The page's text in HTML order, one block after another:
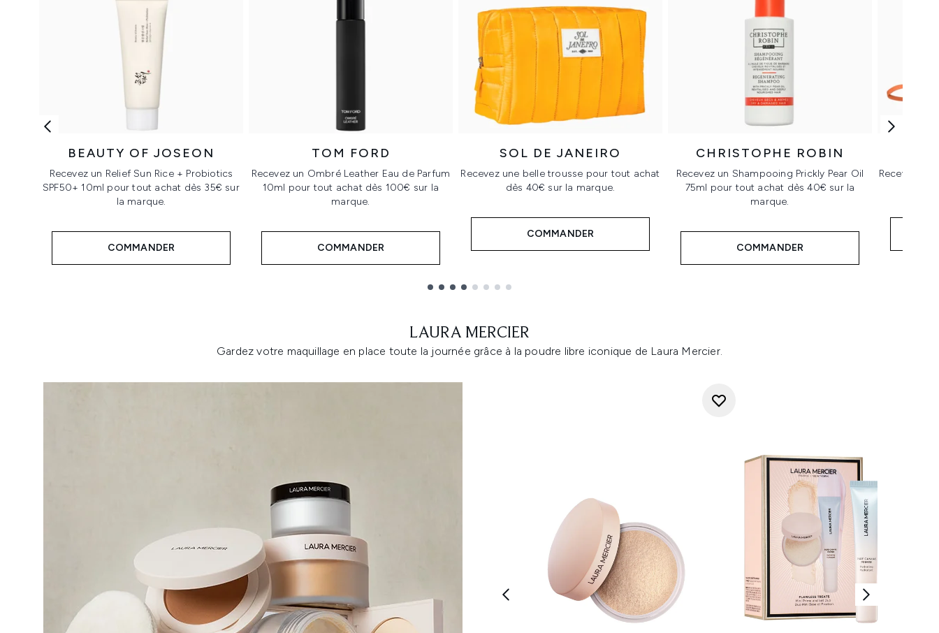
BEAUTY OF JOSEON
Recevez un Relief Sun Rice + Probiotics
SPF50+ 10ml pour tout achat dès 35€ sur
la marque.
COMMANDER
TOM FORD
Recevez un Ombré Leather Eau de Parfum
10ml pour tout achat dès 100€ sur la
marque.
COMMANDER
SOL DE JANEIRO
Recevez une belle trousse pour tout achat
dès 40€ sur la marque.
COMMANDER
CHRISTOPHE ROBIN
Recevez un Shampooing Prickly Pear Oil
75ml pour tout achat dès 40€ sur la
marque.
COMMANDER
Recevez
LAURA MERCIER
Gardez votre maquillage en place toute la journée grâce à la poudre libre iconique de Laura Mercier.